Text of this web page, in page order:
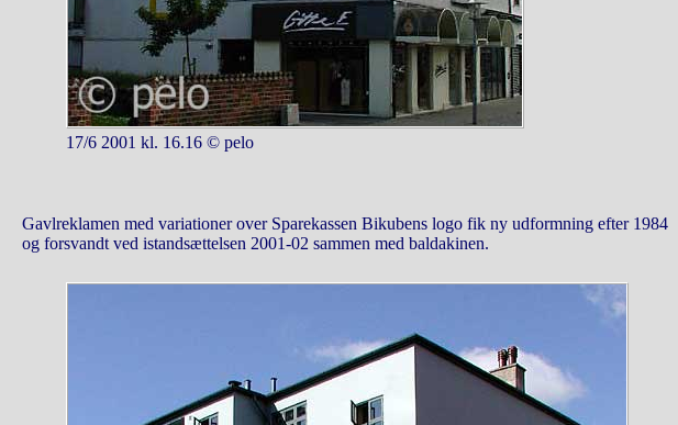
17/6 2001 kl. 16.16 © pelo
Gavlreklamen med variationer over Sparekassen Bikubens logo fik ny udformning efter 1984
og forsvandt ved istandsættelsen 2001-02 sammen med baldakinen.